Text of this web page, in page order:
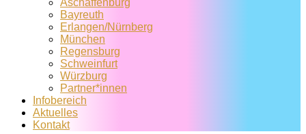
Aschaffenburg
Bayreuth
Erlangen/Nürnberg
München
Regensburg
Schweinfurt
Würzburg
Partner*innen
Infobereich
Aktuelles
Kontakt